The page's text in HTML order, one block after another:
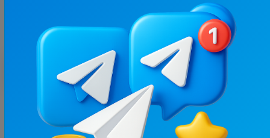
З цим каналом часто купують
10.3K/
1.6K
Інтер'єр та дизайн
Дизайн / Інтер'єр